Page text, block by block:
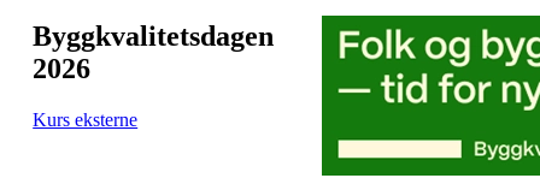
Byggkvalitetsdagen
2026
Kurs eksterne